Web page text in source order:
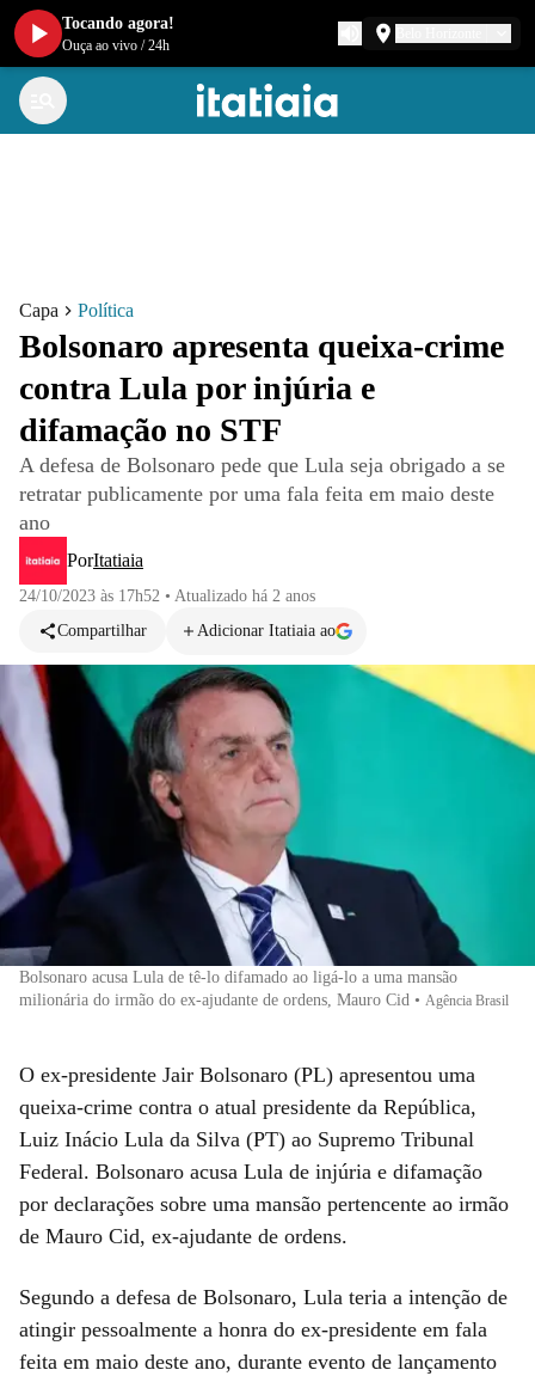
Capa Política
Bolsonaro apresenta queixa-crime
contra Lula por injúria e
difamação no STF
A defesa de Bolsonaro pede que Lula seja obrigado a se
retratar publicamente por uma fala feita em maio deste
ano
PorItatiaia
24/10/2023 às 17h52 • Atualizado há 2 anos
Compartilhar
Adicionar Itatiaia ao
Bolsonaro acusa Lula de tê-lo difamado ao ligá-lo a uma mansão
milionária do irmão do ex-ajudante de ordens, Mauro Cid • Agência Brasil
O ex-presidente Jair Bolsonaro (PL) apresentou uma
queixa-crime contra o atual presidente da República,
Luiz Inácio Lula da Silva (PT) ao Supremo Tribunal
Federal. Bolsonaro acusa Lula de injúria e difamação
por declarações sobre uma mansão pertencente ao irmão
de Mauro Cid, ex-ajudante de ordens.
Segundo a defesa de Bolsonaro, Lula teria a intenção de
atingir pessoalmente a honra do ex-presidente em fala
feita em maio deste ano, durante evento de lançamento
Tocando agora!
Ouça ao vivo /24h